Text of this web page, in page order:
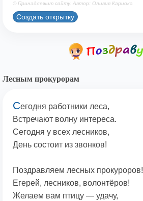
© Принадлежит сайту. Автор: Оливия Кариока
Создать открытку
Лесным прокурорам
Сегодня работники леса,
Встречают волну интереса.
Сегодня у всех лесников,
День состоит из звонков!
Поздравляем лесных прокуроров!
Егерей, лесников, волонтёров!
Желаем вам птицу — удачу,